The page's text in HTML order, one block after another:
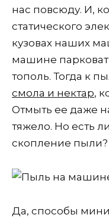
нас повсюду. И,
статического
кузовах наших
машине
тополь. Тогда к
смола и нектар,
Отмыть ее даже
тяжело. Но есть
скопление пыли?
Да, способы